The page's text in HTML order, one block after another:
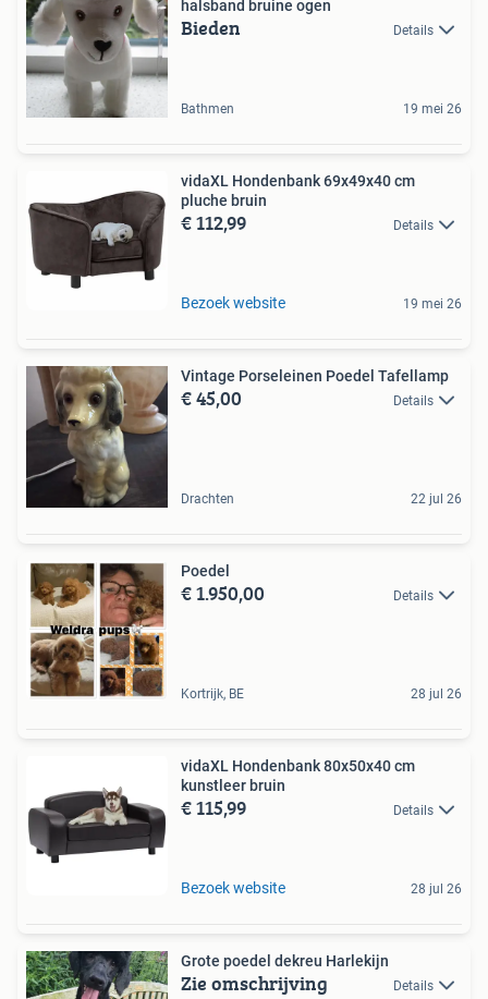
halsband bruine ogen
Bieden Details
Bathmen 19 mei 26
vidaXL Hondenbank 69x49x40 cm
pluche bruin
€ 112,99 Details
Bezoek website 19 mei 26
Vintage Porseleinen Poedel Tafellamp
€ 45,00 Details
Drachten 22 jul 26
Poedel
€ 1.950,00 Details
Kortrijk, BE 28 jul 26
vidaXL Hondenbank 80x50x40 cm
kunstleer bruin
€ 115,99 Details
Bezoek website 28 jul 26
Grote poedel dekreu Harlekijn
Zie omschrijving Details